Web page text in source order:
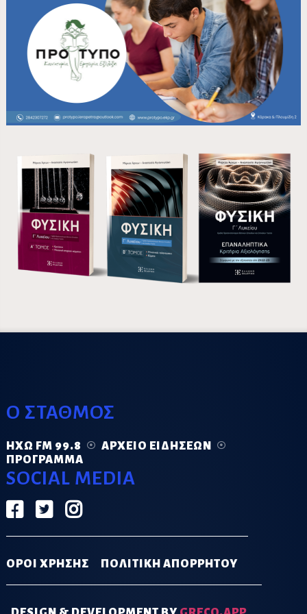
Ο ΣΤΑΘΜΟΣ
ΗΧΏ FM 99.8
ΑΡΧΕΊΟ ΕΙΔΉΣΕΩΝ
ΠΡΌΓΡΑΜΜΑ
SOCIAL MEDIA
ΟΡΟΙ ΧΡΗΣΗΣ ΠΟΛΙΤΙΚΗ ΑΠΟΡΡΗΤΟΥ